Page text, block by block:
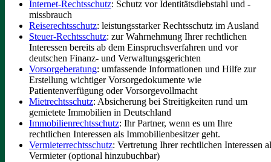
Internet-Rechtsschutz: Schutz vor Identitätsdiebstahl und -
missbrauch
Reiserechtsschutz: leistungsstarker Rechtsschutz im Ausland
Steuer-Rechtsschutz: zur Wahrnehmung Ihrer rechtlichen
Interessen bereits ab dem Einspruchsverfahren und vor
deutschen Finanz- und Verwaltungsgerichten
Vorsorgeberatung: umfassende Informationen und Hilfe zur
Erstellung wichtiger Vorsorgedokumente wie
Patientenverfügung oder Vorsorgevollmacht
Mietrechtsschutz: Absicherung bei Streitigkeiten rund um
gemietete Immobilien in Deutschland
Immobilienrechtsschutz: Ihr Partner, wenn es um Ihre
rechtlichen Interessen als Immobilienbesitzer geht.
Vermieterrechtsschutz: Vertretung Ihrer rechtlichen Interessen
Vermieter (optional hinzubuchbar)